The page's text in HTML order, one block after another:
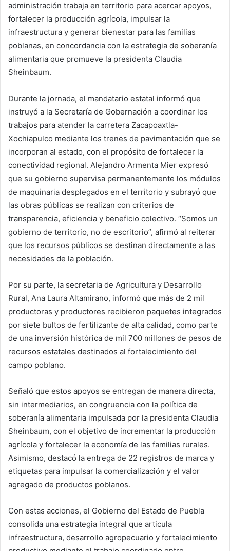
administración trabaja en territorio para acercar apoyos,
fortalecer la producción agrícola, impulsar la
infraestructura y generar bienestar para las familias
poblanas, en concordancia con la estrategia de soberanía
alimentaria que promueve la presidenta Claudia
Sheinbaum.
Durante la jornada, el mandatario estatal informó que
instruyó a la Secretaría de Gobernación a coordinar los
trabajos para atender la carretera Zacapoaxtla-
Xochiapulco mediante los trenes de pavimentación que se
incorporan al estado, con el propósito de fortalecer la
conectividad regional. Alejandro Armenta Mier expresó
que su gobierno supervisa permanentemente los módulos
de maquinaria desplegados en el territorio y subrayó que
las obras públicas se realizan con criterios de
transparencia, eficiencia y beneficio colectivo. “Somos un
gobierno de territorio, no de escritorio”, afirmó al reiterar
que los recursos públicos se destinan directamente a las
necesidades de la población.
Por su parte, la secretaria de Agricultura y Desarrollo
Rural, Ana Laura Altamirano, informó que más de 2 mil
productoras y productores recibieron paquetes integrados
por siete bultos de fertilizante de alta calidad, como parte
de una inversión histórica de mil 700 millones de pesos de
recursos estatales destinados al fortalecimiento del
campo poblano.
Señaló que estos apoyos se entregan de manera directa,
sin intermediarios, en congruencia con la política de
soberanía alimentaria impulsada por la presidenta Claudia
Sheinbaum, con el objetivo de incrementar la producción
agrícola y fortalecer la economía de las familias rurales.
Asimismo, destacó la entrega de 22 registros de marca y
etiquetas para impulsar la comercialización y el valor
agregado de productos poblanos.
Con estas acciones, el Gobierno del Estado de Puebla
consolida una estrategia integral que articula
infraestructura, desarrollo agropecuario y fortalecimiento